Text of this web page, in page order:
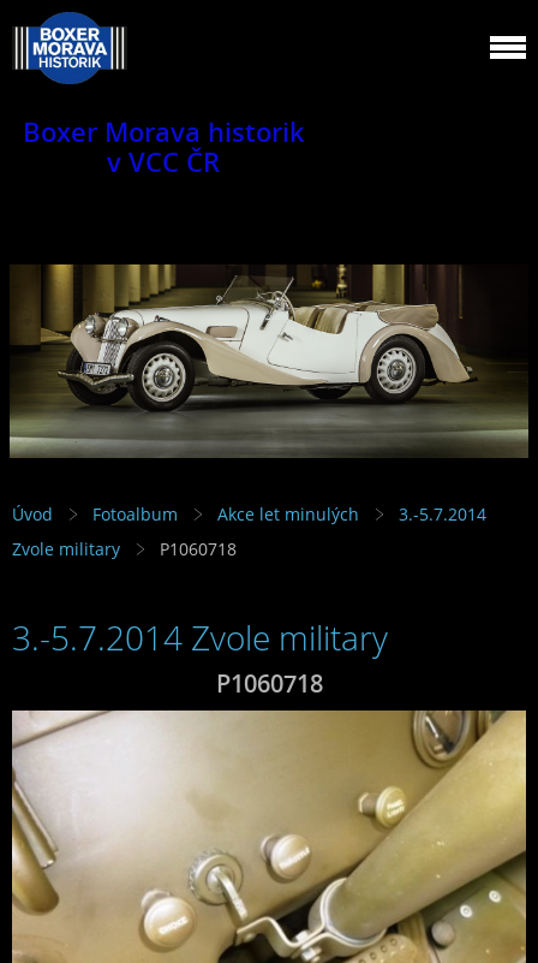
Boxer Morava historik
v VCC ČR
Jsme klub veteránů.
Úvod Fotoalbum Akce let minulých
3.-5.7.2014
Zvole military
P1060718
3.-5.7.2014 Zvole military
P1060718